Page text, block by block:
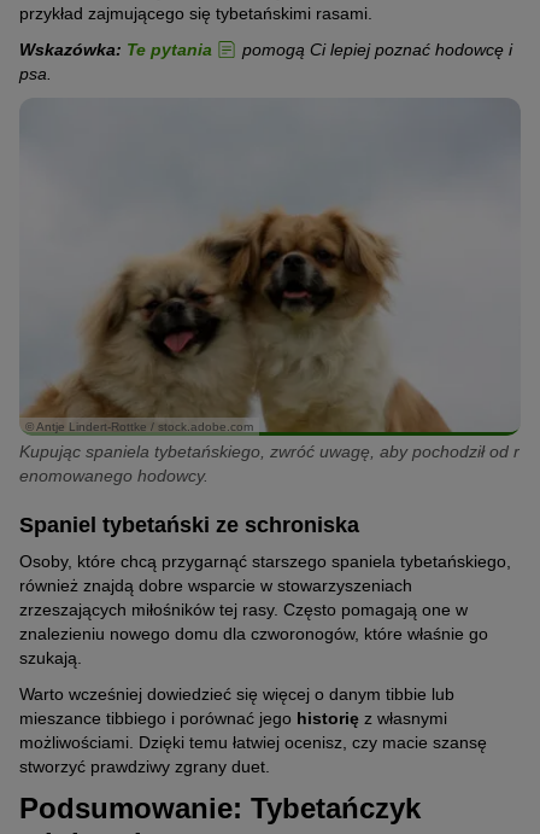
przykład zajmującego się tybetańskimi rasami.
Wskazówka: Te pytania
pomogą Ci lepiej poznać hodowcę i
psa.
© Antje Lindert-Rottke / stock.adobe.com
Kupując spaniela tybetańskiego, zwróć uwagę, aby pochodził od r
enomowanego hodowcy.
Spaniel tybetański ze schroniska
Osoby, które chcą przygarnąć starszego spaniela tybetańskiego,
również znajdą dobre wsparcie w stowarzyszeniach
zrzeszających miłośników tej rasy. Często pomagają one w
znalezieniu nowego domu dla czworonogów, które właśnie go
szukają.
Warto wcześniej dowiedzieć się więcej o danym tibbie lub
mieszance tibbiego i porównać jego historię z własnymi
możliwościami. Dzięki temu łatwiej ocenisz, czy macie szansę
stworzyć prawdziwy zgrany duet.
Podsumowanie: Tybetańczyk